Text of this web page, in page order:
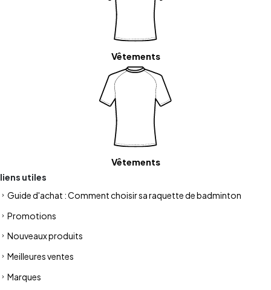
Vêtements
Vêtements
liens utiles
Guide d'achat : Comment choisir sa raquette de badminton
Promotions
Nouveaux produits
Meilleures ventes
Marques